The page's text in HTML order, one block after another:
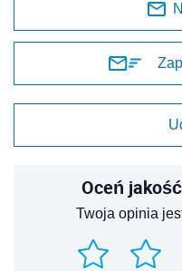
Oceń
Twoja opinia